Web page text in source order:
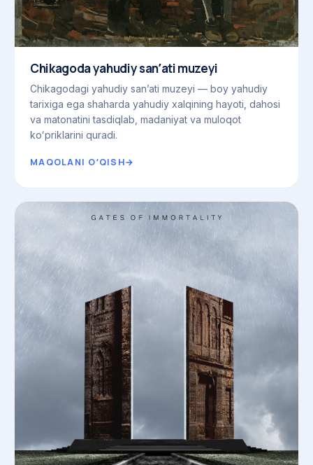
Chikagoda yahudiy sanʼati muzeyi
Chikagodagi yahudiy sanʼati muzeyi — boy yahudiy
tarixiga ega shaharda yahudiy xalqining hayoti, dahosi
va matonatini tasdiqlab, madaniyat va muloqot
koʻpriklarini quradi.
MAQOLANI OʻQISH→